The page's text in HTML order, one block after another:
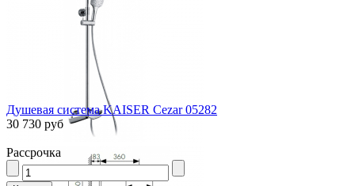
Душевая система KAISER Cezar 05282
30 730 руб
Рассрочка